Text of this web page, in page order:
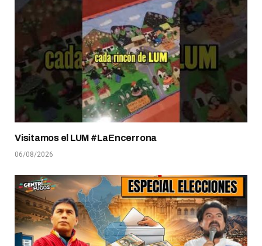
Visitamos el LUM #LaEncerrona
06/08/2026